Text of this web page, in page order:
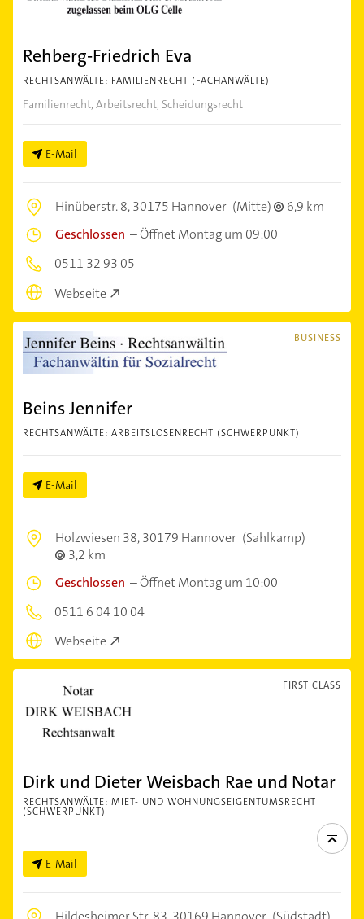
Rehberg-Friedrich Eva
RECHTSANWÄLTE: FAMILIENRECHT (FACHANWÄLTE)
Familienrecht, Arbeitsrecht, Scheidungsrecht
E-Mail
Hinüberstr. 8,30175 Hannover (Mitte)
6,9 km
Geschlossen –Öffnet Montag um 09:00
0511 32 93 05
Webseite
BUSINESS
Beins Jennifer
RECHTSANWÄLTE: ARBEITSLOSENRECHT (SCHWERPUNKT)
E-Mail
Holzwiesen 38,30179 Hannover (Sahlkamp)
3,2 km
Geschlossen –Öffnet Montag um 10:00
0511 6 04 10 04
Webseite
FIRST CLASS
Dirk und Dieter Weisbach Rae und Notar
RECHTSANWÄLTE: MIET- UND WOHNUNGSEIGENTUMSRECHT
(SCHWERPUNKT)
E-Mail